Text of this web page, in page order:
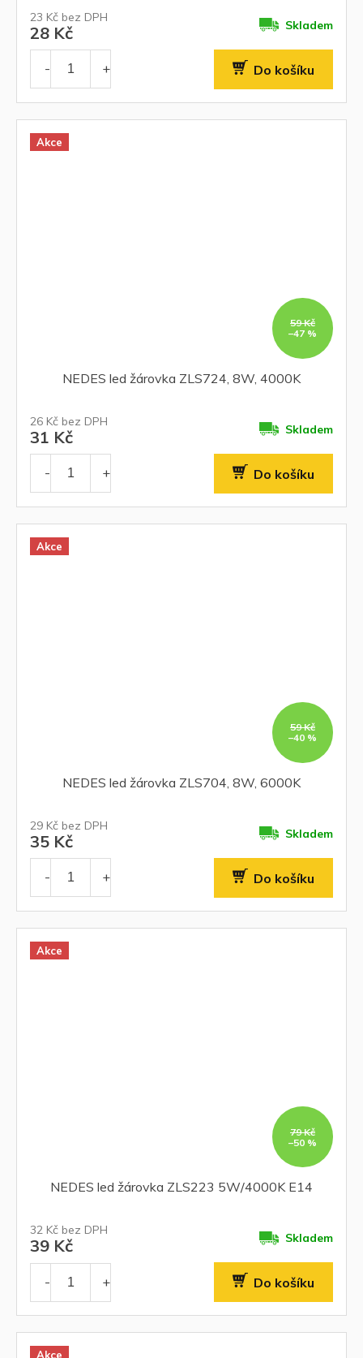
23 Kč bez DPH
28 Kč Skladem
Do košíku
Akce
59 Kč
–47 %
NEDES led žárovka ZLS724, 8W, 4000K
26 Kč bez DPH
31 Kč Skladem
Do košíku
Akce
59 Kč
–40 %
NEDES led žárovka ZLS704, 8W, 6000K
29 Kč bez DPH
35 Kč Skladem
Do košíku
Akce
79 Kč
–50 %
NEDES led žárovka ZLS223 5W/4000K E14
32 Kč bez DPH
39 Kč Skladem
Do košíku
Akce